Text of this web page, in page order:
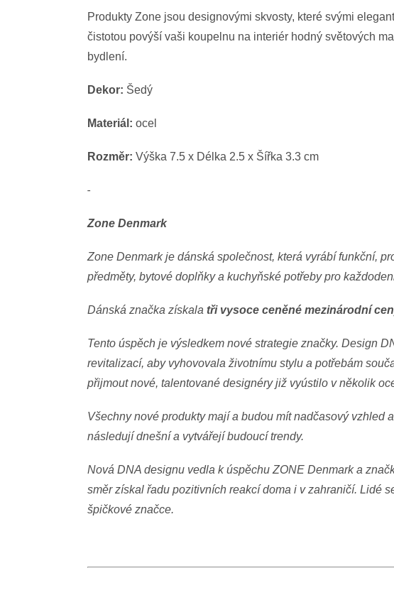
Produkty Zone jsou designovými skvosty, které svými
čistotou povýší vaši koupelnu na interiér hodný světových
bydlení.
Dekor: Šedý
Materiál: ocel
Rozměr: Výška 7.5 x Délka 2.5 x Šířka 3.3 cm
-
Zone Denmark
Zone Denmark je dánská společnost, která vyrábí funkční,
předměty, bytové doplňky a kuchyňské potřeby pro
Dánská značka získala tři vysoce ceněné mezinárodní
Tento úspěch je výsledkem nové strategie značky. Design
revitalizací, aby vyhovovala životnímu stylu a potřebám
přijmout nové, talentované designéry již vyústilo v několik
Všechny nové produkty mají a budou mít nadčasový vzhled
následují dnešní a vytvářejí budoucí trendy.
Nová DNA designu vedla k úspěchu ZONE Denmark a
směr získal řadu pozitivních reakcí doma i v zahraničí. Lidé
špičkové značce.